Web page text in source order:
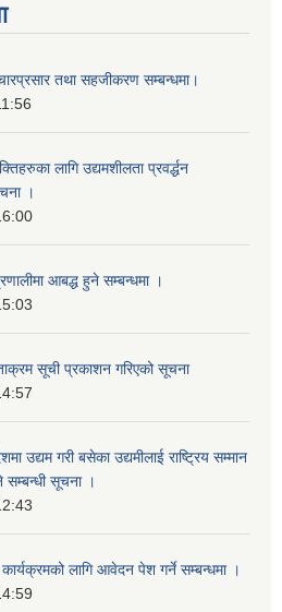
तथा सहजीकरण सम्बन्धमा।
लागि उद्यमशीलता प्रवर्द्धन
।
आबद्ध हुने सम्बन्धमा ।
सूची प्रकाशन गरिएको सूचना
उद्यम गरी बसेका उद्यमीलाई राष्ट्रिय सम्मान
सम्बन्धी सूचना ।
लागि आवेदन पेश गर्ने सम्बन्धमा ।